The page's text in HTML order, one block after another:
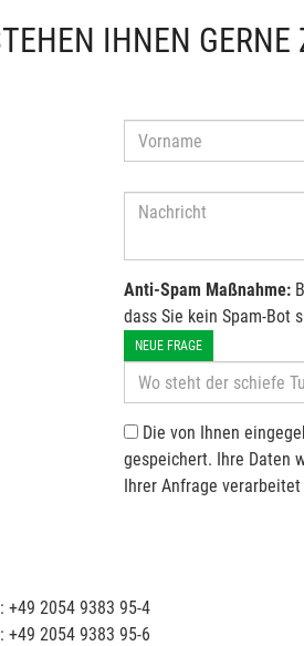
IHNEN GERNE
Anti-Spam Maßnahme:
dass Sie kein Spam-Bot
NEUE FRAGE
Die von Ihnen
gespeichert. Ihre Daten
Ihrer Anfrage
+49 2054 9383 95-4
+49 2054 9383 95-6